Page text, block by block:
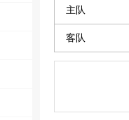
主队
客队